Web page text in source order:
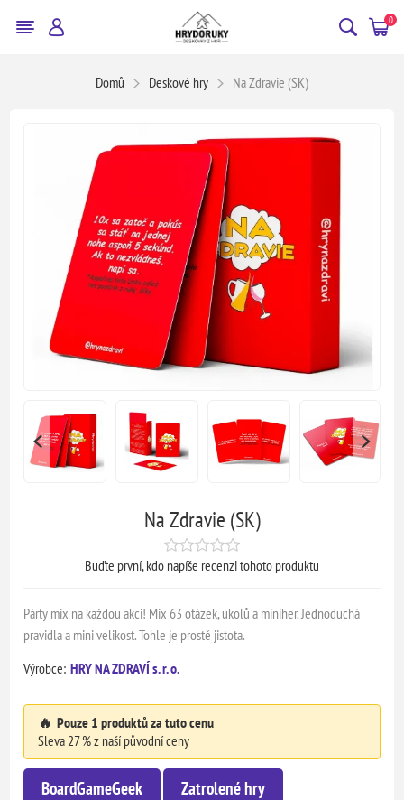
0
Domů Deskové hry Na Zdravie (SK)
Na Zdravie (SK)
Buďte první, kdo napíše recenzi tohoto produktu
Párty mix na každou akci! Mix 63 otázek, úkolů a miniher. Jednoduchá
pravidla a mini velikost. Tohle je prostě jistota.
Výrobce: HRY NA ZDRAVÍ s. r. o.
🔥 Pouze 1 produktů za tuto cenu
Sleva 27 % z naší původní ceny
BoardGameGeek Zatrolené hry